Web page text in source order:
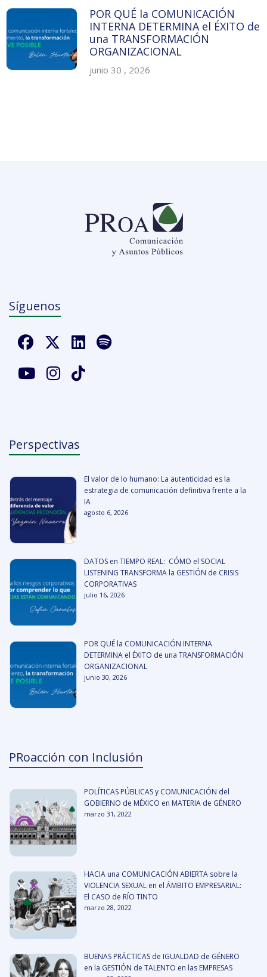
POR QUÉ la COMUNICACIÓN
INTERNA DETERMINA el ÉXITO de
una TRANSFORMACIÓN
ORGANIZACIONAL
junio 30 , 2026
Síguenos
Perspectivas
El valor de lo humano: La autenticidad es la
estrategia de comunicación definitiva frente a la
IA
agosto 6, 2026
DATOS en TIEMPO REAL: CÓMO el SOCIAL
LISTENING TRANSFORMA la GESTIÓN de CRISIS
CORPORATIVAS
julio 16, 2026
POR QUÉ la COMUNICACIÓN INTERNA
DETERMINA el ÉXITO de una TRANSFORMACIÓN
ORGANIZACIONAL
junio 30, 2026
PRoacción con Inclusión
POLÍTICAS PÚBLICAS y COMUNICACIÓN del
GOBIERNO de MÉXICO en MATERIA de GÉNERO
marzo 31, 2022
HACIA una COMUNICACIÓN ABIERTA sobre la
VIOLENCIA SEXUAL en el ÁMBITO EMPRESARIAL:
El CASO de RÍO TINTO
marzo 28, 2022
BUENAS PRÁCTICAS de IGUALDAD de GÉNERO
en la GESTIÓN de TALENTO en las EMPRESAS